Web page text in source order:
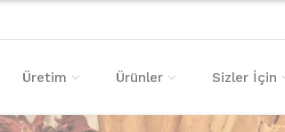
Üretim Ürünler Sizler İçin